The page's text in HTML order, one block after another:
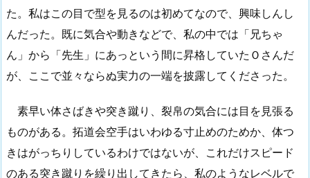
た。私はこの目で型を見るのは初めてなので、興味しんし
んだった。既に気合や動きなどで、私の中では「兄ちゃ
ん」から「先生」にあっという間に昇格していたＯさんだ
が、ここで並々ならぬ実力の一端を披露してくださった。
素早い体さばきや突き蹴り、裂帛の気合には目を見張る
ものがある。拓道会空手はいわゆる寸止めのためか、体つ
きはがっちりしているわけではないが、これだけスピード
のある突き蹴りを繰り出してきたら、私のようなレベルで